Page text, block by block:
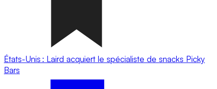
États-Unis : Laird acquiert le spécialiste de snacks Picky
Bars